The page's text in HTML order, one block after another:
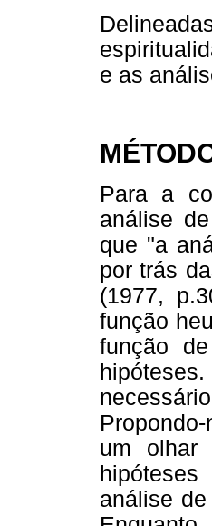
e as
Para a
análise
que "a
por trás
(1977,
função
função
um olhar
análise